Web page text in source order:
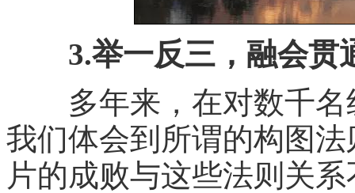
3.举一反三，融会贯
多年来，在对数千名
我们体会到所谓的构图
片的成败与这些法则关